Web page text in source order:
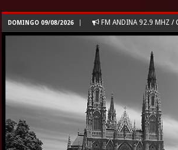
DOMINGO 09/08/2026 FM ANDINA 92.9 MHZ /